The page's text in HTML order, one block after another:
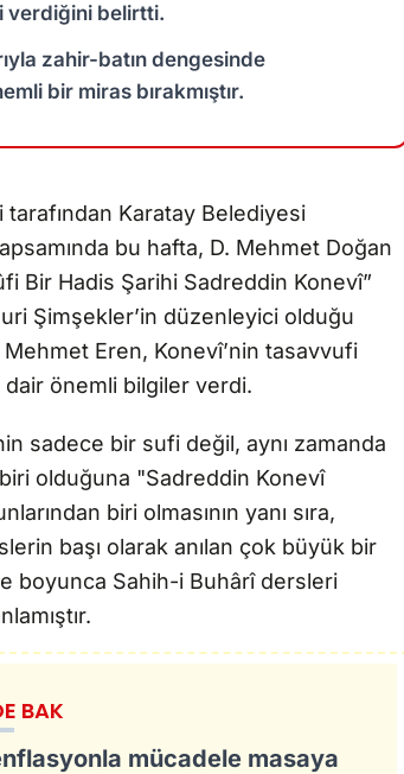
verdiğini belirtti.
zahir-batın dengesinde
bir miras bırakmıştır.
Karatay Belediyesi
bu hafta, D. Mehmet Doğan
Bir Hadis Şarihi Sadreddin Konevî”
Şimşekler’in düzenleyici olduğu
Eren, Konevî’nin tasavvufi
önemli bilgiler verdi.
sadece bir sufi değil, aynı zamanda
olduğuna "Sadreddin Konevî
biri olmasının yanı sıra,
başı olarak anılan çok büyük bir
boyunca Sahih-i Buhârî dersleri
BAK
mücadele masaya